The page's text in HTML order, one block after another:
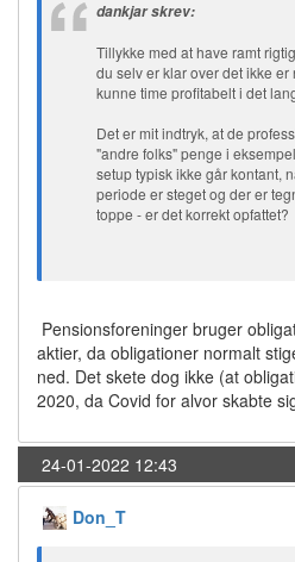
dankjar skrev:
Tillykke med at have ramt
du selv er klar over det ikke
kunne time profitabelt i det
Det er mit indtryk, at de
"andre folks" penge i
setup typisk ikke går kontant,
periode er steget og der er
toppe - er det korrekt opfattet?
Pensionsforeninger bruger
aktier, da obligationer normalt
ned. Det skete dog ikke (at
2020, da Covid for alvor skabte
24-01-2022 12:43
Don_T